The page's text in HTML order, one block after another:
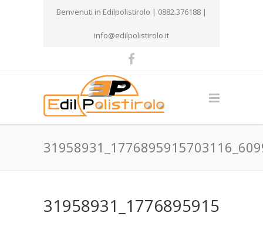
Benvenuti in Edilpolistirolo | 0882.376188 |
info@edilpolistirolo.it